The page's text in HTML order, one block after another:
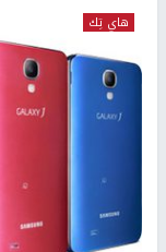
هاي تِك